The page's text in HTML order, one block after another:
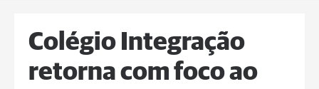
Colégio Integração
retorna com foco ao